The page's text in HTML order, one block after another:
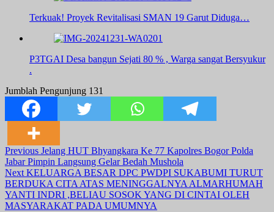
Terkuak! Proyek Revitalisasi SMAN 19 Garut Diduga…
P3TGAI Desa bangun Sejati 80 % , Warga sangat Bersyukur
.
Jumblah Pengunjung 131
Post
Navigation
Previous Jelang HUT Bhyangkara Ke 77 Kapolres Bogor Polda
Jabar Pimpin Langsung Gelar Bedah Mushola
Next KELUARGA BESAR DPC PWDPI SUKABUMI TURUT
BERDUKA CITA ATAS MENINGGALNYA ALMARHUMAH
YANTI INDRI ,BELIAU SOSOK YANG DI CINTAI OLEH
MASYARAKAT PADA UMUMNYA